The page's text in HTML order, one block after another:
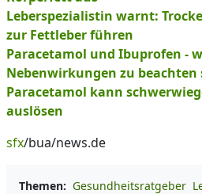
Leberspezialistin warnt:
zur Fettleber führen
Paracetamol und Ibuprofen -
Nebenwirkungen zu beachten
Paracetamol kann
auslösen
sfx/bua/news.de
Themen: Gesundheitsratgeber